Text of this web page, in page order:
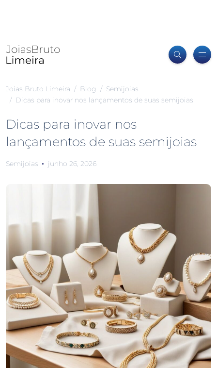
Joias Bruto Limeira Blog
Semijoias
Dicas para inovar nos lançamentos de suas semijoias
Dicas para inovar nos
lançamentos de suas semijoias
Semijoias junho 26, 2026